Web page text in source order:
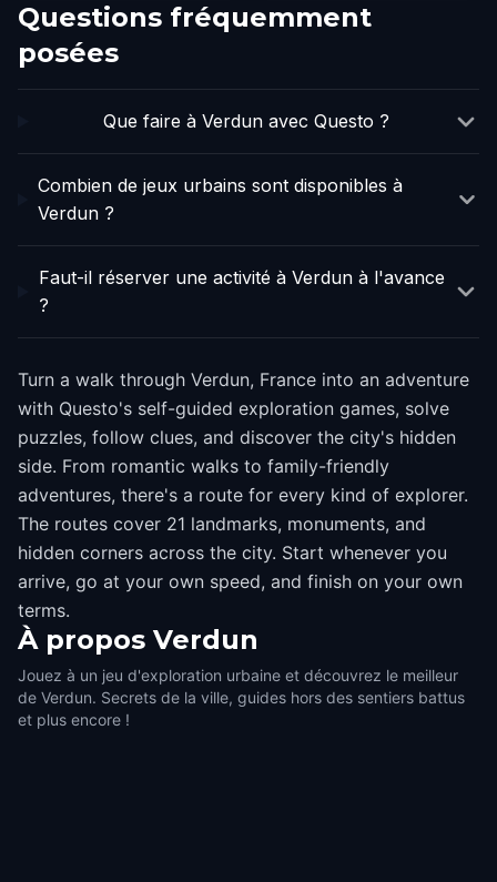
Questions fréquemment
posées
Que faire à Verdun avec Questo ?
Combien de jeux urbains sont disponibles à
Verdun ?
Faut-il réserver une activité à Verdun à l'avance
?
Turn a walk through Verdun, France into an adventure
with Questo's self-guided exploration games, solve
puzzles, follow clues, and discover the city's hidden
side. From romantic walks to family-friendly
adventures, there's a route for every kind of explorer.
The routes cover 21 landmarks, monuments, and
hidden corners across the city. Start whenever you
arrive, go at your own speed, and finish on your own
terms.
À propos Verdun
Jouez à un jeu d'exploration urbaine et découvrez le meilleur
de Verdun. Secrets de la ville, guides hors des sentiers battus
et plus encore !